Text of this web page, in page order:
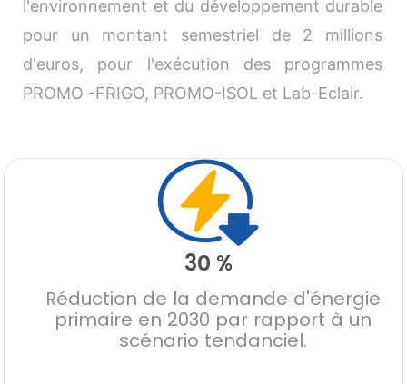
l'environnement et du développement durable
pour un montant semestriel de 2 millions
d'euros, pour l'exécution des programmes
PROMO -FRIGO, PROMO-ISOL et Lab-Eclair.
30 %
Réduction de la demande d'énergie
primaire en 2030 par rapport à un
scénario tendanciel.